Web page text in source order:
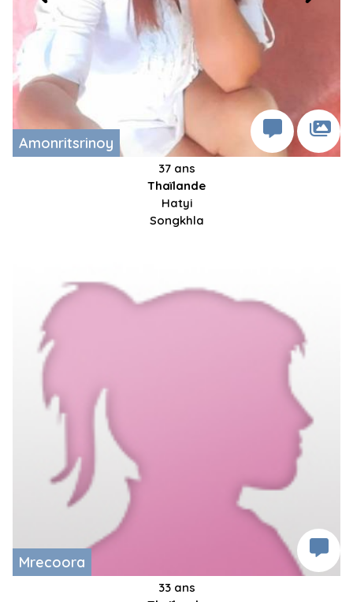
Amonritsrinoy
37 ans
Thaïlande
Hatyi
Songkhla
Mrecoora
33 ans